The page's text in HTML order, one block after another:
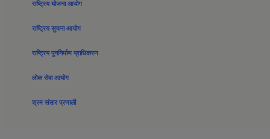
राष्ट्रिय योजना आयोग
राष्ट्रिय सुचना आयोग
राष्ट्रिय पुननिर्माण प्राधिकरण
लोक सेवा आयोग
श्रम संसार प्रणाली